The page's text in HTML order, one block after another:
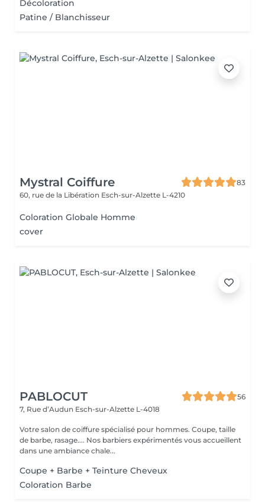
Décoloration
Patine / Blanchisseur
Mystral Coiffure
83
60, rue de la Libération Esch-sur-Alzette L-4210
Coloration Globale Homme
cover
PABLOCUT
56
7, Rue d’Audun Esch-sur-Alzette L-4018
Votre salon de coiffure spécialisé pour hommes. Coupe, taille
de barbe, rasage.... Nos barbiers expérimentés vous accueillent
dans une ambiance chale...
Coupe + Barbe + Teinture Cheveux
Coloration Barbe